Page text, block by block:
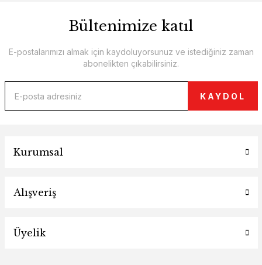
Bültenimize katıl
E-postalarımızı almak için kaydoluyorsunuz ve istediğiniz zaman
abonelikten çıkabilirsiniz.
KAYDOL
Kurumsal
Alışveriş
Üyelik